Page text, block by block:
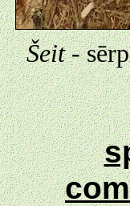
Šeit-